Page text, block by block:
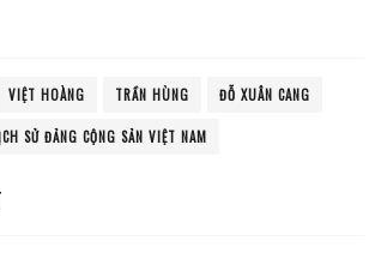
VIỆT HOÀNG TRẦN HÙNG ĐỖ XUÂN CANG
SỬ ĐẢNG CỘNG SẢN VIỆT NAM